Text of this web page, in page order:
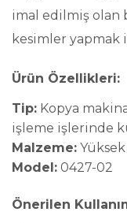
imal edilmiş olan
kesimler yapmak
Ürün Özellikleri:
Tip: Kopya
işleme işlerinde
Malzeme: Yüksek
Model: 0427-02
Önerilen